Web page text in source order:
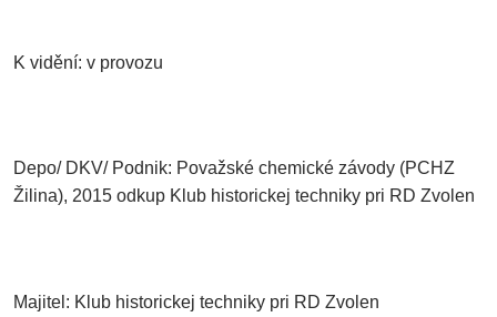
K vidění: v provozu
Depo/ DKV/ Podnik: Považské chemické závody (PCHZ
Žilina), 2015 odkup Klub historickej techniky pri RD Zvolen
Majitel: Klub historickej techniky pri RD Zvolen